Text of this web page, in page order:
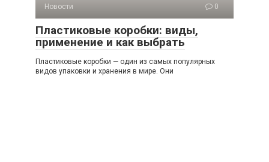
Новости 0
Пластиковые коробки: виды,
применение и как выбрать
Пластиковые коробки — один из самых популярных
видов упаковки и хранения в мире. Они